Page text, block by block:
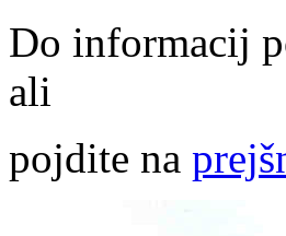
Do informacij
ali
pojdite na